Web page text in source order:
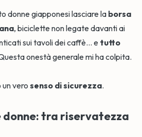
donne giapponesi lasciare la borsa
, biciclette non legate davanti ai
sui tavoli dei caffè... e tutto
onestà generale mi ha colpita.
un verosenso di sicurezza.
donne: tra riservatezza